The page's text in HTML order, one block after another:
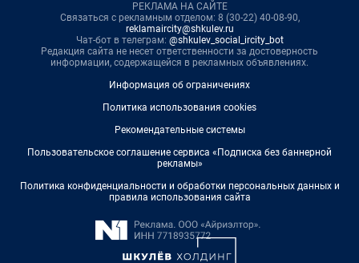
РЕКЛАМА НА САЙТЕ
Связаться с рекламным отделом: 8 (30-22) 40-08-90,
reklamaircity@shkulev.ru
Чат-бот в телеграм: @shkulev_social_ircity_bot
Редакция сайта не несет ответственности за достоверность
информации, содержащейся в рекламных объявлениях.
Информация об ограничениях
Политика использования cookies
Рекомендательные системы
Пользовательское соглашение сервиса «Подписка без баннерной
рекламы»
Политика конфиденциальности и обработки персональных данных и
правила использования сайта